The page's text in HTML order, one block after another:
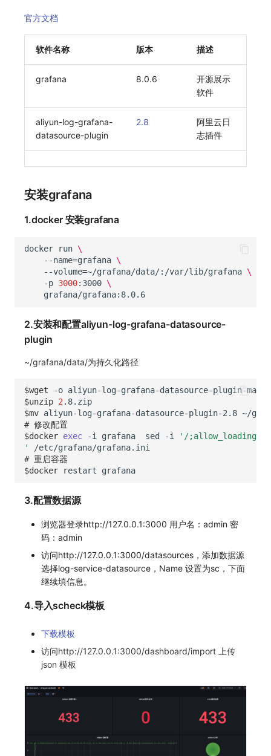
官方文档
软件名称 版本 描述
grafana 8.0.6
开源展示
软件
aliyun-log-grafana-
datasource-plugin
2.8
阿里云日
志插件
安装grafana
1.docker 安装grafana
docker run \
--name=grafana \
--volume=~/grafana/data/:/var/lib/grafana \
-p 3000:3000 \
2.安装和配置aliyun-log-grafana-datasource-
plugin
~/grafana/data/为持久化路径
$wget -o aliyun-log-grafana-datasource-plugin-
$unzip 2
$mv aliyun-log-grafana-datasource-plugin-2.8
# 修改配置
$docker exec -i grafana sed -i
'/
'
# 重启容器
$docker
restart
3.配置数据源
浏览器登录http://127.0.0.1:3000 用户名：admin 密
码：admin
访问http://127.0.0.1:3000/datasources，添加数据源
选择log-service-datasource，Name 设置为sc，下面
继续填信息。
4.导入scheck模板
下载模板
访问http://127.0.0.1:3000/dashboard/import 上传
json 模板